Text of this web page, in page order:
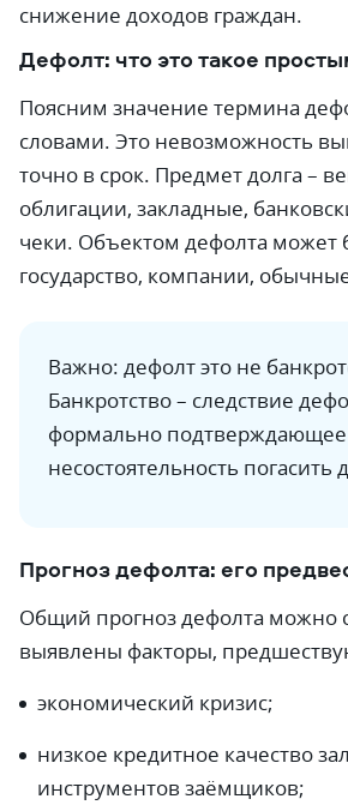
снижение доходов граждан.
Дефолт: что это такое
Поясним значение термина
словами. Это невозможность
точно в срок. Предмет долга –
облигации, закладные,
чеки. Объектом дефолта может
государство, компании,
Важно: дефолт это не
Банкротство – следствие
формально
несостоятельность погасить
Прогноз дефолта: его
Общий прогноз дефолта можно
выявлены факторы,
экономический кризис;
низкое кредитное качество
инструментов заёмщиков;